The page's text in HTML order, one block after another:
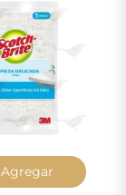
Agregar